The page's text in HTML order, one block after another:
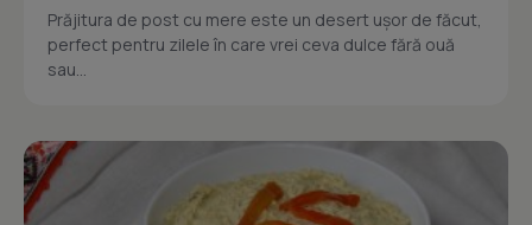
Prăjitura de post cu mere este un desert ușor de făcut,
perfect pentru zilele în care vrei ceva dulce fără ouă
sau...